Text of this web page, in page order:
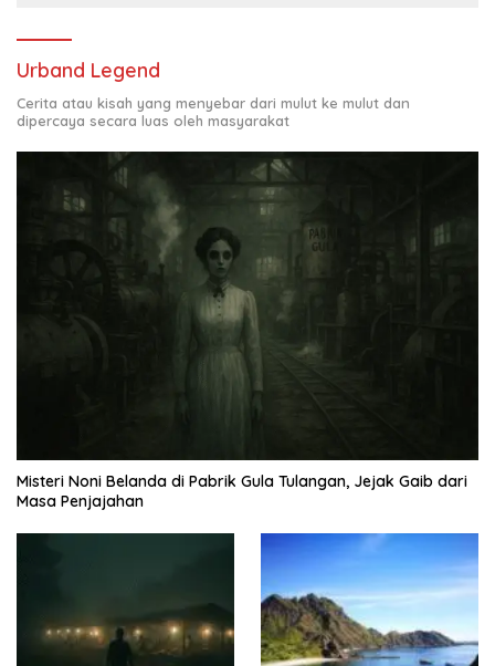
Urband Legend
Cerita atau kisah yang menyebar dari mulut ke mulut dan
dipercaya secara luas oleh masyarakat
Misteri Noni Belanda di Pabrik Gula Tulangan, Jejak Gaib dari
Masa Penjajahan